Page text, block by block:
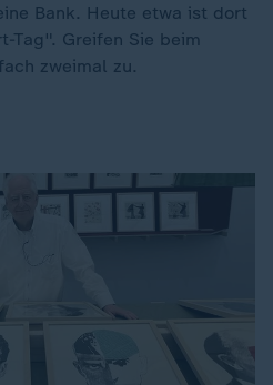
Bank. Heute etwa ist dort
Tag". Greifen Sie beim
zweimal zu.